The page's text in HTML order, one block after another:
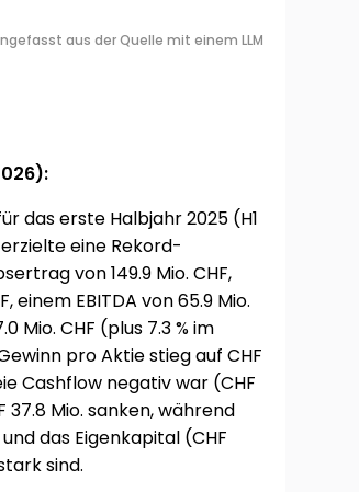
aus der Quelle mit einem LLM
das erste Halbjahr 2025 (H1
eine Rekord-
von 149.9 Mio. CHF,
einem EBITDA von 65.9 Mio.
Mio. CHF (plus 7.3 % im
pro Aktie stieg auf CHF
Cashflow negativ war (CHF
37.8 Mio. sanken, während
das Eigenkapital (CHF
sind.